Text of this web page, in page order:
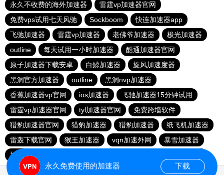
永久不收费的海外加速器
雷霆vp加速器官网
免费vps试用七天风驰
Sockboom
快连加速器app
飞驰加速器
雷霆vp加速器 老佛爷加速器
极光加速器
outline
每天试用一小时加速器
酷通加速器官网
原子加速器下载安卓
白鲸加速器
旋风加速度器
黑洞官方加速器
outline
黑洞nvp加速器
香蕉加速器vp官网
ios加速器
飞驰加速器15分钟试用
雷霆vp加速器官网
tyl加速器官网
免费跨墙软件
猎豹加速器官网
猎豹加速器 猎豹加速器
纸飞机加速器
雷轰下载官网
猴王加速器 vqn加速外网
暴雪加速器
加速器试用两小时
永久免费使用的加速器 下载